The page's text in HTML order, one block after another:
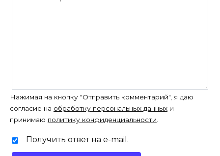
Нажимая на кнопку "Отправить комментарий", я даю
согласие на обработку персональных данных и
принимаю политику конфиденциальности.
Получить ответ на e-mail.